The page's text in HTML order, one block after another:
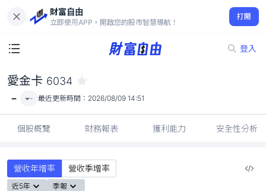
財富自由
立即使用APP，開啟您的股市智慧導航！
打開
登入
-
愛金卡 6034
- - 最近更新時間： 2026/08/09 14:51
個股概覽 財務報表 獲利能力 安全性分析
營收年增率 營收季增率
近5年 季報